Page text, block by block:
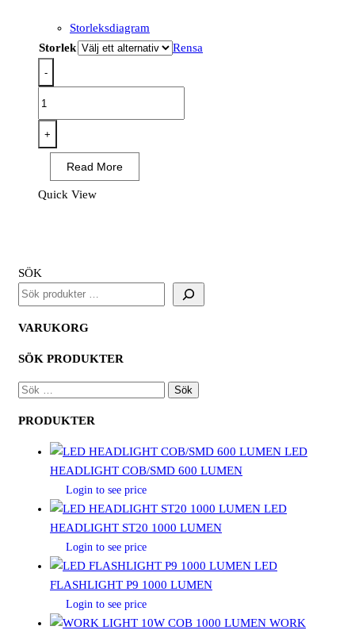
Storleksdiagram
Storlek
Rensa
-
PW3
FR
Modaflame
Hi-
Klass
3
Gul/Svart
mängd
+
Read More
Quick View
SÖK
VARUKORG
SÖK PRODUKTER
SÖK
PRODUKTER
LED
HEADLIGHT COB/SMD 600 LUMEN
Login to see price
LED
HEADLIGHT ST20 1000 LUMEN
Login to see price
LED
FLASHLIGHT P9 1000 LUMEN
Login to see price
WORK